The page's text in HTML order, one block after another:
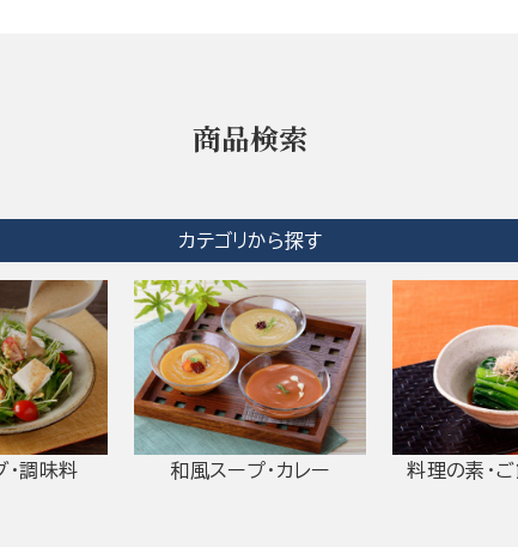
商品検索
カテゴリから探す
・調味料 和風スープ・カレー 料理の素・